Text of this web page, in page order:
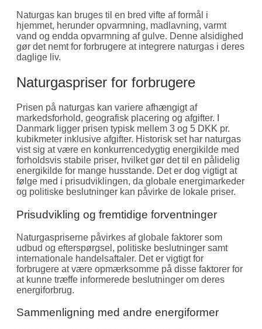
Naturgas kan bruges til en bred vifte af formål i
hjemmet, herunder opvarmning, madlavning, varmt
vand og endda opvarmning af gulve. Denne alsidighed
gør det nemt for forbrugere at integrere naturgas i deres
daglige liv.
Naturgaspriser for forbrugere
Prisen på naturgas kan variere afhængigt af
markedsforhold, geografisk placering og afgifter. I
Danmark ligger prisen typisk mellem 3 og 5 DKK pr.
kubikmeter inklusive afgifter. Historisk set har naturgas
vist sig at være en konkurrencedygtig energikilde med
forholdsvis stabile priser, hvilket gør det til en pålidelig
energikilde for mange husstande. Det er dog vigtigt at
følge med i prisudviklingen, da globale energimarkeder
og politiske beslutninger kan påvirke de lokale priser.
Prisudvikling og fremtidige forventninger
Naturgaspriserne påvirkes af globale faktorer som
udbud og efterspørgsel, politiske beslutninger samt
internationale handelsaftaler. Det er vigtigt for
forbrugere at være opmærksomme på disse faktorer for
at kunne træffe informerede beslutninger om deres
energiforbrug.
Sammenligning med andre energiformer